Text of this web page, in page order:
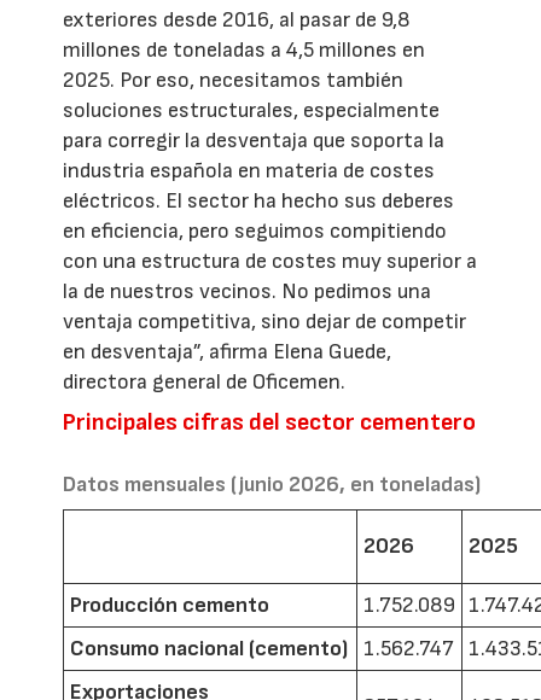
exteriores desde 2016, al pasar de 9,8
millones de toneladas a 4,5 millones en
2025. Por eso, necesitamos también
soluciones estructurales, especialmente
para corregir la desventaja que soporta la
industria española en materia de costes
eléctricos. El sector ha hecho sus deberes
en eficiencia, pero seguimos compitiendo
con una estructura de costes muy superior a
la de nuestros vecinos. No pedimos una
ventaja competitiva, sino dejar de competir
en desventaja”, afirma Elena Guede,
directora general de Oficemen.
Principales cifras del sector cementero
Datos mensuales (junio 2026, en toneladas)
2026 2025
Producción cemento 1.752.089
Consumo nacional (cemento)
1.562.747
Exportaciones